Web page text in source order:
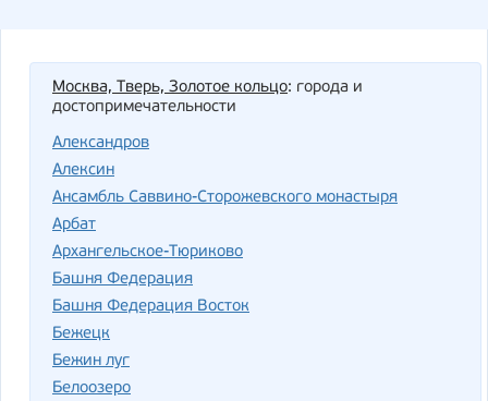
Москва, Тверь, Золотое кольцо: города и
достопримечательности
Александров
Алексин
Ансамбль Саввино-Сторожевского монастыря
Арбат
Архангельское-Тюриково
Башня Федерация
Башня Федерация Восток
Бежецк
Бежин луг
Белоозеро